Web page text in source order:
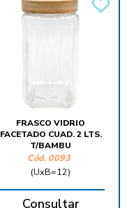
FRASCO VIDRIO
FACETADO CUAD. 2 LTS.
T/BAMBU
Cód. 0093
(UxB=12)
Consultar